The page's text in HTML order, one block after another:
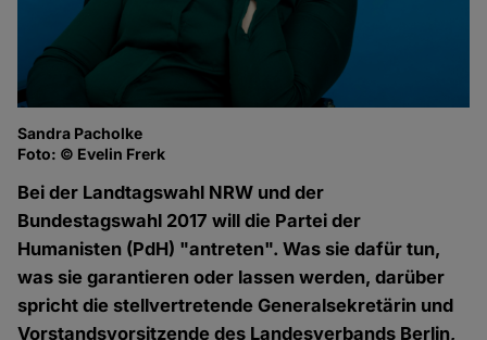
Sandra Pacholke
Foto: © Evelin Frerk
Bei der Landtagswahl NRW und der
Bundestagswahl 2017 will die Partei der
Humanisten (PdH) "antreten". Was sie dafür tun,
was sie garantieren oder lassen werden, darüber
spricht die stellvertretende Generalsekretärin und
Vorstandsvorsitzende des Landesverbands Berlin,